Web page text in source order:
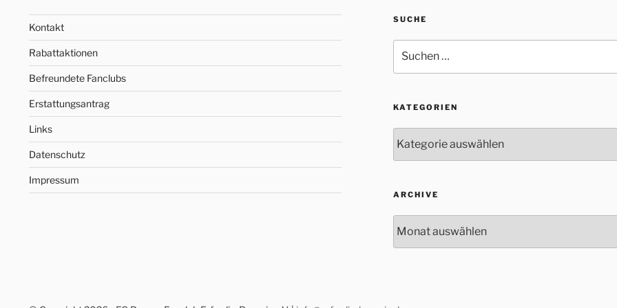
Kontakt
Rabattaktionen
Befreundete Fanclubs
Erstattungsantrag
Links
Datenschutz
Impressum
SUCHE
nach:
KATEGORIEN
ARCHIVE